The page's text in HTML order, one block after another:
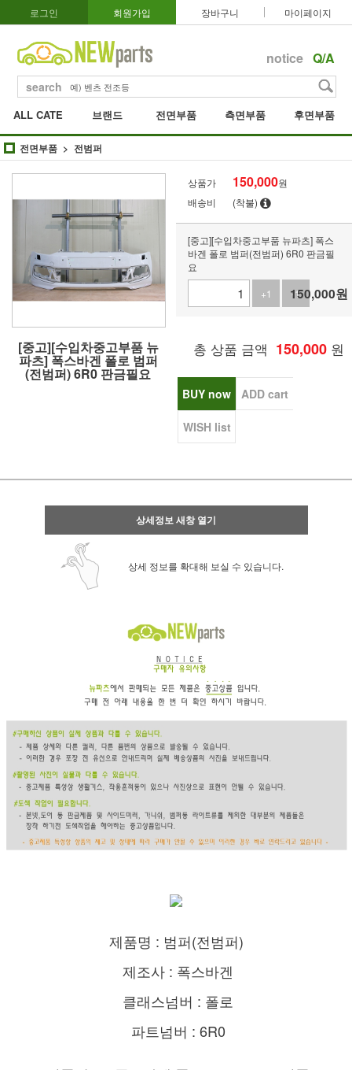
로그인 회원가입 장바구니 마이페이지
notice Q/A
search
ALL CATE 브랜드 전면부품 측면부품 후면부품
전면부품 전범퍼
[중고][수입차중고부품 뉴
파츠] 폭스바겐 폴로 범퍼
(전범퍼) 6R0 판금필요
상품가 150,000원
배송비
(착불)
[중고][수입차중고부품 뉴파츠] 폭스
바겐 폴로 범퍼(전범퍼) 6R0 판금필
요
+1
-1
150,000원
총 상품 금액 150,000 원
BUY now ADD cart
WISH list
상세정보 새창 열기
상세 정보를 확대해 보실 수 있습니다.
제품명 : 범퍼(전범퍼)
제조사 : 폭스바겐
클래스넘버 : 폴로
파트넘버 : 6R0